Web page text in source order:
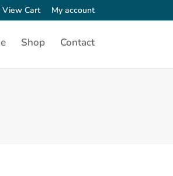
View Cart My account
Shop Contact